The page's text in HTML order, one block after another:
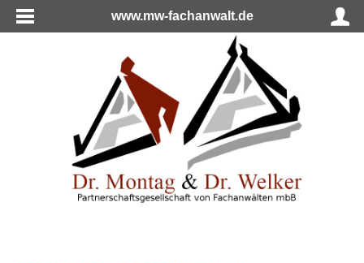
www.mw-fachanwalt.de